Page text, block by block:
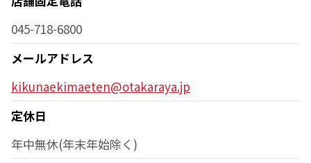
045-718-6800
メールアドレス
kikunaekimaeten@otakaraya.jp
定休日
年中無休(年末年始除く)